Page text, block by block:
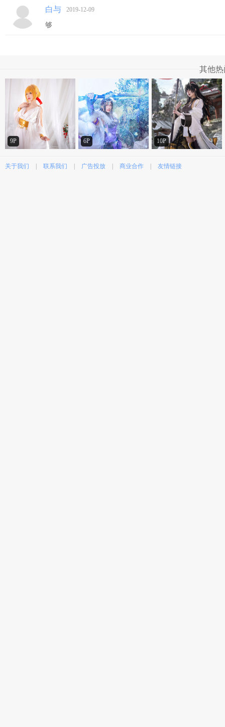
白与 2019-12-09
够
其他
9P 6P 10P
关于我们 联系我们 广告投放 商业合作 友情链接